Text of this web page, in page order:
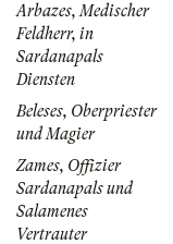
Arbazes, Medischer
Feldherr, in
Sardanapals
Diensten
Beleses, Oberpriester
und Magier
Zames, Offizier
Sardanapals und
Salamenes
Vertrauter